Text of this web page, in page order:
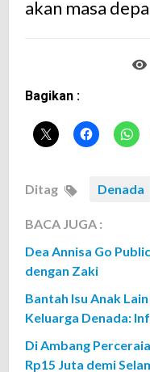
akan masa
Bagikan :
Ditag Denada
BACA JUGA :
Dea Annisa Go
dengan Zaki
Bantah Isu Anak Lain
Keluarga Denada:
Di Ambang
Rp15 Juta demi